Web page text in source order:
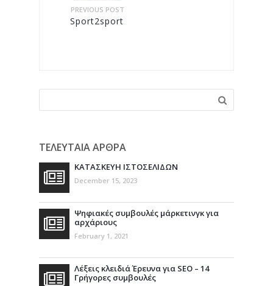
PREVIOUS POST
Sport2sport.gr
ΤΕΛΕΥΤΑΙΑ ΑΡΘΡΑ
ΚΑΤΑΣΚΕΥΗ ΙΣΤΟΣΕΛΙΔΩΝ
December 15, 2023
Ψηφιακές συμβουλές μάρκετινγκ για
αρχάριους
February 1, 2021
Λέξεις κλειδιά Έρευνα για SEO – 14
Γρήγορες συμβουλές